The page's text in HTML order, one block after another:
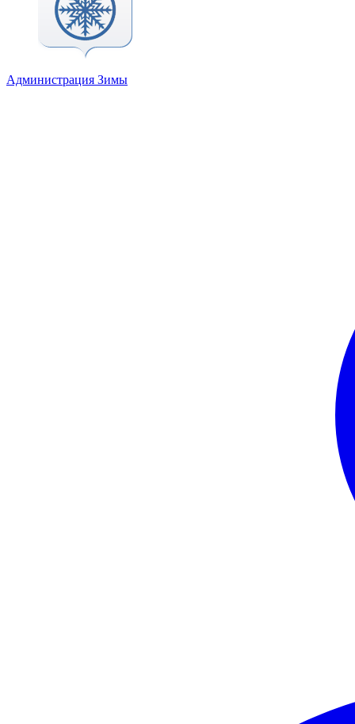
Администрация Зимы